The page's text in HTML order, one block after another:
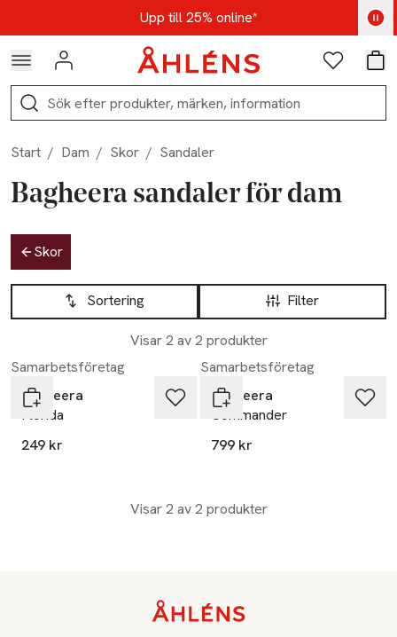
Hoppa till navigationsmenynUpp till 25% online*
Kod: AUG25 - Shoppa nu
Logga in Favoriter
Sök
Start / Dam / Skor / Sandaler
Bagheera sandaler för dam
Hoppa till produktsidan
Skor
Hoppa till produktsidan
Filter
Sortering
Visar 2 av 2 produkter
Lista över produkter
Samarbetsföretag
Bagheera
Florida
249 kr
Samarbetsföretag
Bagheera
Commander
799 kr
Visar 2 av 2 produkter